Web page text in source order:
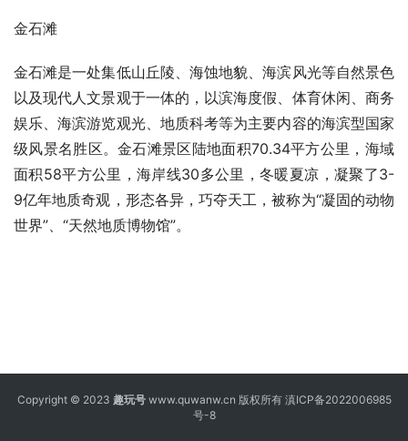
金石滩
金石滩是一处集低山丘陵、海蚀地貌、海滨风光等自然景色
以及现代人文景观于一体的，以滨海度假、体育休闲、商务
娱乐、海滨游览观光、地质科考等为主要内容的海滨型国家
级风景名胜区。金石滩景区陆地面积70.34平方公里，海域
面积58平方公里，海岸线30多公里，冬暖夏凉，凝聚了3-
9亿年地质奇观，形态各异，巧夺天工，被称为“凝固的动物
世界”、“天然地质博物馆”。
Copyright © 2023 趣玩号www.quwanw.cn 版权所有 滇ICP备2022006985
号-8